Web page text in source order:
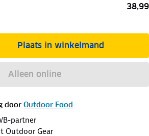
38,99
Plaats in winkelmand
Alleen online
door Outdoor Food
partner
Outdoor Gear